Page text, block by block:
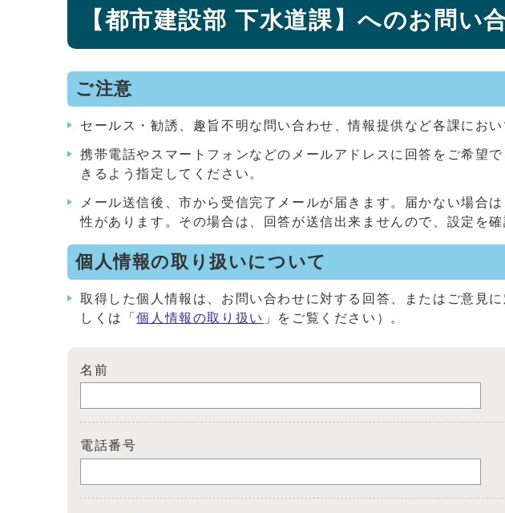
【都市建設部 下水道課】へのお問い
ご注意
セールス・勧誘、趣旨不明な問い合わせ、情報提供など各課にお
携帯電話やスマートフォンなどのメールアドレスに回答をご希
きるよう指定してください。
メール送信後、市から受信完了メールが届きます。届かない場合
性があります。その場合は、回答が送信出来ませんので、設定を
個人情報の取り扱いについて
取得した個人情報は、お問い合わせに対する回答、またはご意見
しくは「個人情報の取り扱い 」をご覧ください）。
名前
電話番号